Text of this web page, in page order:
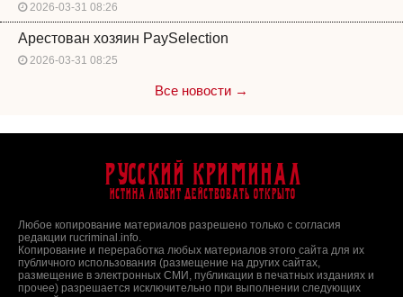
2026-03-31 08:26
Арестован хозяин PaySelection
2026-03-31 08:25
Все новости →
Русский Криминал
Истина любит действовать открыто
Любое копирование материалов разрешено только с согласия
редакции rucriminal.info.
Копирование и переработка любых материалов этого сайта для их
публичного использования (размещение на других сайтах,
размещение в электронных СМИ, публикации в печатных изданиях и
прочее) разрешается исключительно при выполнении следующих